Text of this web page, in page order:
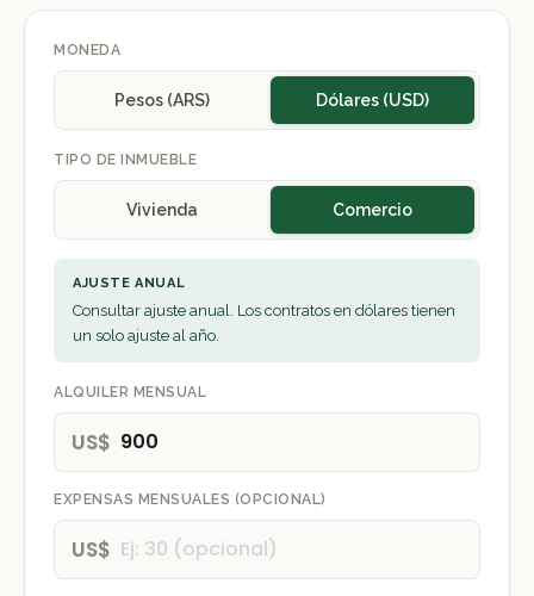
MONEDA
Pesos (ARS) Dólares (USD)
TIPO DE INMUEBLE
Vivienda Comercio
AJUSTE ANUAL
Consultar ajuste anual. Los contratos en dólares tienen
un solo ajuste al año.
ALQUILER MENSUAL
US$
EXPENSAS MENSUALES (OPCIONAL)
US$